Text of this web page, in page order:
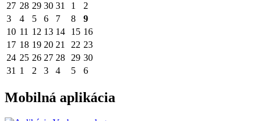
27 28 29 30 31 1
2
3
4 5 6 7 8
9
10 11 12 13 14 15 16
17 18 19 20 21 22 23
24 25 26 27 28 29 30
31 1 2 3 4 5 6
Mobilná aplikácia